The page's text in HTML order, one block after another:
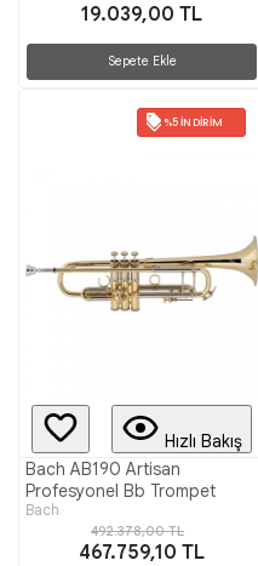
19.039,00 TL
Sepete Ekle
%5 İNDIRIM
Hızlı Bakış
Bach AB190 Artisan
Profesyonel Bb Trompet
Bach
492.378,00 TL
467.759,10 TL